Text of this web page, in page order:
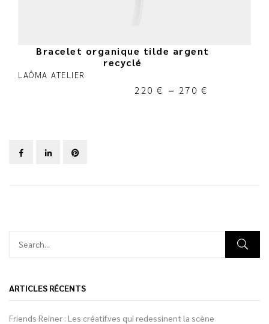
ARTICLES RÉCENTS
Friends Reiner : Les créatif.ves qui redessinent la scène
Bracelet organique tilde argent
recyclé
LAÔMA ATELIER
220 € – 270 €